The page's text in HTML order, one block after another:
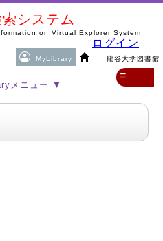
システム
on Virtual Explorer System
MyLibrary 龍谷大学図書館
ログイン
メニュー ▼
≡